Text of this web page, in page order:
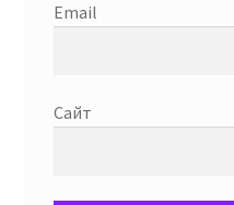
Email
Сайт